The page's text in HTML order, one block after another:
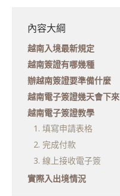
內容大綱
越南入境最新規定
越南簽證有哪幾種
辦越南簽證要準備什麼
越南電子簽證幾天會下來
越南電子簽證教學
1. 填寫申請表格
2. 完成付款
3. 線上接收電子簽
實際入出境情況